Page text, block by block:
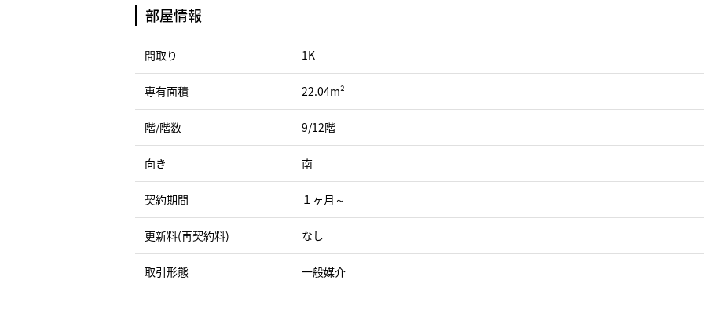
部屋情報
間取り 1K
専有面積 22.04m²
階/階数 9/12階
向き 南
契約期間 １ヶ月～
更新料(再契約料) なし
取引形態 一般媒介